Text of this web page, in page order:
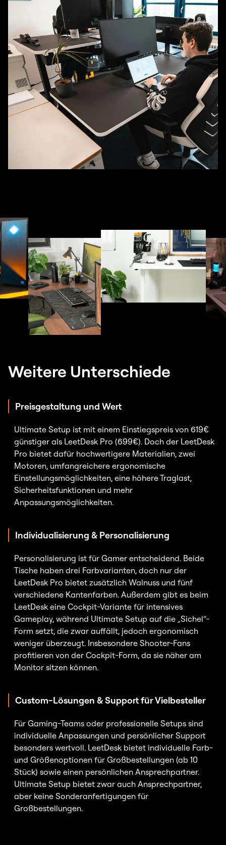
Weitere Unterschiede
Preisgestaltung und Wert
Ultimate Setup ist mit einem Einstiegspreis von 619€
günstiger als LeetDesk Pro (699€). Doch der LeetDesk
Pro bietet dafür hochwertigere Materialien, zwei
Motoren, umfangreichere ergonomische
Einstellungsmöglichkeiten, eine höhere Traglast,
Sicherheitsfunktionen und mehr
Anpassungsmöglichkeiten.
Individualisierung & Personalisierung
Personalisierung ist für Gamer entscheidend. Beide
Tische haben drei Farbvarianten, doch nur der
LeetDesk Pro bietet zusätzlich Walnuss und fünf
verschiedene Kantenfarben. Außerdem gibt es beim
LeetDesk eine Cockpit-Variante für intensives
Gameplay, während Ultimate Setup auf die „Sichel“-
Form setzt, die zwar auffällt, jedoch ergonomisch
weniger überzeugt. Insbesondere Shooter-Fans
profitieren von der Cockpit-Form, da sie näher am
Monitor sitzen können.
Custom-Lösungen & Support für Vielbesteller
Für Gaming-Teams oder professionelle Setups sind
individuelle Anpassungen und persönlicher Support
besonders wertvoll. LeetDesk bietet individuelle Farb-
und Größenoptionen für Großbestellungen (ab 10
Stück) sowie einen persönlichen Ansprechpartner.
Ultimate Setup bietet zwar auch Ansprechpartner,
aber keine Sonderanfertigungen für
Großbestellungen.